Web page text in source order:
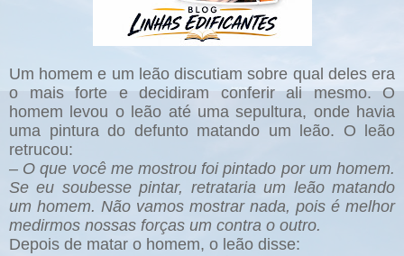
Um homem e um leão discutiam sobre qual deles era
o mais forte e decidiram conferir ali mesmo. O
homem levou o leão até uma sepultura, onde havia
uma pintura do defunto matando um leão. O leão
retrucou:
– O que você me mostrou foi pintado por um homem.
Se eu soubesse pintar, retrataria um leão matando
um homem. Não vamos mostrar nada, pois é melhor
medirmos nossas forças um contra o outro.
Depois de matar o homem, o leão disse: